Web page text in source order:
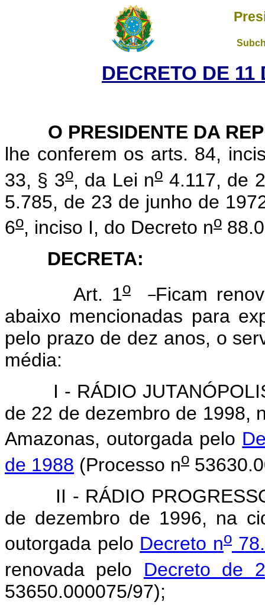
DECRETO DE 11
O PRESIDENTE DA
lhe conferem os arts. 84,
33, § 3o, da Lei no4.117, de
5.785, de 23 de junho de
6o, inciso I, do Decreto no
DECRETA:
Art. 1o
Ficam
abaixo mencionadas para
pelo prazo de dez anos, o
média:
I - RÁDIO JUTANÓPOLIS
de 22 de dezembro de 1998,
Amazonas, outorgada pelo
de 1988 (Processo no
II - RÁDIO PROGRESSO
de dezembro de 1996, na
outorgada pelo Decreto no
renovada pelo Decreto de
53650.000075/97);